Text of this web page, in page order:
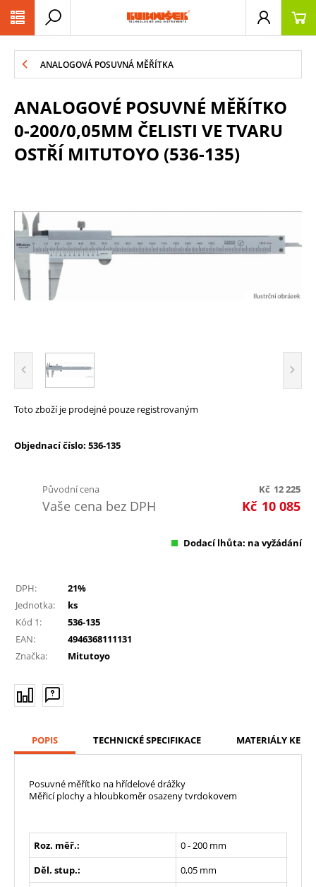
ANALOGOVÁ POSUVNÁ MĚŘÍTKA
ANALOGOVÉ POSUVNÉ MĚŘÍTKO
0-200/0,05MM ČELISTI VE TVARU
OSTŘÍ MITUTOYO (536-135)
Toto zboží je prodejné pouze registrovaným
Objednací číslo: 536-135
Původní cena 12 225
Kč
Vaše cena bez DPH 10 085
Kč
Dodací lhůta: na vyžádání
DPH:
21%
Jednotka:
ks
Kód 1:
536-135
EAN:
4946368111131
Značka:
Mitutoyo
POPIS TECHNICKÉ SPECIFIKACE MATERIÁLY KE
Posuvné měřítko na hřídelové drážky
Měřicí plochy a hloubkoměr osazeny tvrdokovem
Roz. měř.:
0 - 200 mm
Děl. stup.:
0,05 mm